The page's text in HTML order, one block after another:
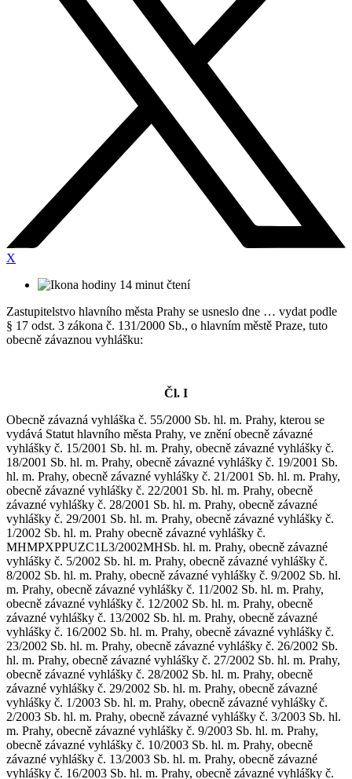
X
14 minut čtení
Zastupitelstvo hlavního města Prahy se usneslo dne … vydat podle
§ 17 odst. 3 zákona č. 131/2000 Sb., o hlavním městě Praze, tuto
obecně závaznou vyhlášku:
Čl. I
Obecně závazná vyhláška č. 55/2000 Sb. hl. m. Prahy, kterou se vydává Statut hlavního města Prahy, ve znění obecně závazné vyhlášky č. 15/2001 Sb. hl. m. Prahy, obecně závazné vyhlášky č. 18/2001 Sb. hl. m. Prahy, obecně závazné vyhlášky č. 19/2001 Sb. hl. m. Prahy, obecně závazné vyhlášky č. 21/2001 Sb. hl. m. Prahy, obecně závazné vyhlášky č. 22/2001 Sb. hl. m. Prahy, obecně závazné vyhlášky č. 28/2001 Sb. hl. m. Prahy, obecně závazné vyhlášky č. 29/2001 Sb. hl. m. Prahy, obecně závazné vyhlášky č. 1/2002 Sb. hl. m. Prahy obecně závazné vyhlášky č. MHMPXPPUZC1L3/2002MHSb. hl. m. Prahy, obecně závazné vyhlášky č. 5/2002 Sb. hl. m. Prahy, obecně závazné vyhlášky č. 8/2002 Sb. hl. m. Prahy, obecně závazné vyhlášky č. 9/2002 Sb. hl. m. Prahy, obecně závazné vyhlášky č. 11/2002 Sb. hl. m. Prahy, obecně závazné vyhlášky č. 12/2002 Sb. hl. m. Prahy, obecně závazné vyhlášky č. 13/2002 Sb. hl. m. Prahy, obecně závazné vyhlášky č. 16/2002 Sb. hl. m. Prahy, obecně závazné vyhlášky č. 23/2002 Sb. hl. m. Prahy, obecně závazné vyhlášky č. 26/2002 Sb. hl. m. Prahy, obecně závazné vyhlášky č. 27/2002 Sb. hl. m. Prahy, obecně závazné vyhlášky č. 28/2002 Sb. hl. m. Prahy, obecně závazné vyhlášky č. 29/2002 Sb. hl. m. Prahy, obecně závazné vyhlášky č. 1/2003 Sb. hl. m. Prahy, obecně závazné vyhlášky č. 2/2003 Sb. hl. m. Prahy, obecně závazné vyhlášky č. 3/2003 Sb. hl. m. Prahy, obecně závazné vyhlášky č. 9/2003 Sb. hl. m. Prahy, obecně závazné vyhlášky č. 10/2003 Sb. hl. m. Prahy, obecně závazné vyhlášky č. 13/2003 Sb. hl. m. Prahy, obecně závazné vyhlášky č. 16/2003 Sb. hl. m. Prahy, obecně závazné vyhlášky č. 17/2003 Sb. hl. m. Prahy, obecně závazné vyhlášky č. 19/2003 Sb. hl. m. Prahy, obecně závazné vyhlášky č. 22/2003 Sb. hl. m. Prahy, obecně závazné vyhlášky č. 29/2003 Sb. hl. m. Prahy, obecně závazné vyhlášky č. 32/2003 Sb. hl. m. Prahy, obecně závazné vyhlášky č. 33/2003 Sb. hl. m. Prahy, obecně závazné vyhlášky č. 35/2003 Sb. hl. m. Prahy, obecně závazné vyhlášky č. 1/2004 Sb. hl. m. Prahy, obecně závazné vyhlášky č. 4/2004 Sb. hl. m. Prahy, obecně závazné vyhlášky č. 8/2004 Sb. hl. m. Prahy, obecně závazné vyhlášky č. 9/2004 Sb. hl. m. Prahy, obecně závazné vyhlášky č. 11/2004 Sb. hl. m. Prahy, obecně závazné vyhlášky č. 12/2004 Sb. hl. m. Prahy, obecně závazné vyhlášky č. 16/2004 Sb. hl. m. Prahy, obecně závazné vyhlášky č. 17/2004 Sb. hl. m. Prahy, obecně závazné vyhlášky č. 22/2004 Sb. hl. m. Prahy, obecně závazné vyhlášky č. 25/2004 Sb. hl. m. Prahy, obecně závazné vyhlášky č. 3/2005 Sb. hl. m. Prahy, obecně závazné vyhlášky č. 5/2005 Sb. hl. m. Prahy, obecně závazné vyhlášky č. 8/2005 Sb. hl. m. Prahy, obecně závazné vyhlášky č. 10/2005 Sb. hl. m. Prahy, obecně závazné vyhlášky č. 12/2005 Sb. hl. m. Prahy, obecně závazné vyhlášky č. 14/2005 Sb. hl. m. Prahy, obecně závazné vyhlášky č. 18/2005 Sb. hl. m. Prahy, obecně závazné vyhlášky č. 22/2005 Sb. hl. m. Prahy, obecně závazné vyhlášky č. 25/2005 Sb. hl. m. Prahy, obecně závazné vyhlášky č. 29/2005 Sb. hl. m. Prahy, obecně závazné vyhlášky č. 1/2006 Sb. hl. m. Prahy, obecně závazné vyhlášky č. 2/2006 Sb. hl. m. Prahy, obecně závazné vyhlášky č. 7/2006 Sb. hl. m. Prahy, obecně závazné vyhlášky č. 8/2006 Sb. hl. m. Prahy, obecně závazné vyhlášky č. 10/2006 Sb. hl. m. Prahy, obecně závazné vyhlášky č. 12/2006 Sb. hl. m. Prahy, obecně závazné vyhlášky č. 17/2006 Sb. hl. m. Prahy, obecně závazné vyhlášky č. 25/2006 Sb. hl. m. Prahy, obecně závazné vyhlášky č. 1/2007 Sb. hl. m. Prahy, obecně závazné vyhlášky č. 3/2007 Sb. hl. m. Prahy, obecně závazné vyhlášky č. 4/2007 Sb. hl. m. Prahy, obecně závazné vyhlášky č. 6/2007 Sb. hl. m. Prahy, obecně závazné vyhlášky č. 8/2007 Sb. hl. m. Prahy, obecně závazné vyhlášky č. 10/2007 Sb. hl. m. Prahy, obecně závazné vyhlášky č. 13/2007 Sb. hl. m. Prahy, obecně závazné vyhlášky č. 14/2007 Sb. hl. m. Prahy, obecně závazné vyhlášky č. 15/2007 Sb. hl. m. Prahy, obecně závazné vyhlášky č. 1/2008 Sb. hl. m. Prahy, obecně závazné vyhlášky č. 4/2008 Sb. hl. m. Prahy, obecně závazné vyhlášky č. 6/2008 Sb. hl. m. Prahy, obecně závazné vyhlášky č. 7/2008 Sb. hl. m. Prahy, obecně závazné vyhlášky č. 9/2008 Sb. hl. m. Prahy, obecně závazné vyhlášky č. 13/2008 Sb. hl. m. Prahy, obecně závazné vyhlášky č.16/2008 Sb. hl. m. Prahy, obecně závazné vyhlášky č. 17/2008 Sb. hl. m. Prahy, obecně závazné vyhlášky č. 18/2008 Sb. hl. m. Prahy, obecně závazné vyhlášky č. 22/2008 Sb. hl. m. Prahy, obecně závazné vyhlášky č. 1/2009 Sb. hl. m. Prahy, obecně závazné vyhlášky č. 2/2009 Sb. hl. m. Prahy, obecně závazné vyhlášky č. 3/2009 Sb. hl. m. Prahy, obecně závazné vyhlášky č. 6/2009 Sb. hl. m. Prahy, obecně závazné vyhlášky č. 8/2009 Sb. hl. m. Prahy, obecně závazné vyhlášky č. 9/2009 Sb. hl. m. Prahy, obecně závazné vyhlášky č. 12/2009 Sb. hl. m. Prahy, obecně závazné vyhlášky č. 13/2009 Sb. hl. m. Prahy, obecně závazné vyhlášky č. 17/2009 Sb. hl. m. Prahy, obecně závazné vyhlášky č. 22/2009 Sb. hl. m. Prahy, obecně závazné vyhlášky č. 1/2010 Sb. hl. m. Prahy, obecně závazné vyhlášky č. 3/2010 Sb. hl. m. Prahy, obecně závazné vyhlášky č. 4/2010 Sb. hl. m. Prahy, obecně závazné vyhlášky č. 6/2010 Sb. hl. m. Prahy, obecně závazné vyhlášky č. 8/2010 Sb. hl. m. Prahy, obecně závazné vyhlášky č. 14/2010 Sb. hl. m. Prahy, obecně závazné vyhlášky č. 2/2011 Sb. hl. m. Prahy, obecně závazné vyhlášky č. 3/2011 Sb. hl. m. Prahy, obecně závazné vyhlášky č. 4/2011 Sb. hl. m. Prahy, obecně závazné vyhlášky č. 11/2011 Sb. hl. m. Prahy, obecně závazné vyhlášky č. 15/2011 Sb. hl. m. Prahy, obecně závazné vyhlášky č. 16/2011 Sb. hl. m. Prahy, obecně závazné vyhlášky č. 23/2011 Sb. hl. m. Prahy, obecně závazné vyhlášky č. 4/2012 Sb. hl. m. Prahy, obecně závazné vyhlášky č. 6/2012 Sb. hl. m. Prahy, obecně závazné vyhlášky č. 8/2012 Sb. hl. m. Prahy, obecně závazné vyhlášky č. 10/2012 Sb. hl. m. Prahy, obecně závazné vyhlášky č. 13/2012 Sb. hl. m. Prahy, obecně závazné vyhlášky č. 16/2012 Sb. hl. m. Prahy, obecně závazné vyhlášky č. 17/2012 Sb. hl. m. Prahy, obecně závazné vyhlášky č. 20/2012 Sb. hl. m. Prahy, obecně závazné vyhlášky č. 1/2013 Sb. hl. m. Prahy, obecně závazné vyhlášky č. 4/2013 Sb. hl. m. Prahy, obecně závazné vyhlášky č. 6/2013 Sb. hl. m. Prahy, obecně závazné vyhlášky č. 8/2013 Sb. hl. m. Prahy, obecně závazné vyhlášky č. 12/2013 Sb. hl. m. Prahy, obecně závazné vyhlášky č. 15/2013 Sb. hl. m. Prahy, obecně závazné vyhlášky č. 21/2013 Sb. hl. m. Prahy, obecně závazné vyhlášky č. 3/2014 Sb. hl. m. Prahy, obecně závazné vyhlášky č. 4/2014 Sb. hl. m. Prahy, obecně závazné vyhlášky č. 7/2014 Sb. hl. m. Prahy, obecně závazné vyhlášky č. 8/2014 Sb. hl. m. Prahy, obecně závazné vyhlášky č. 9/2014 Sb. hl. m. Prahy, obecně závazné vyhlášky č. 12/2014 Sb. hl. m. Prahy, obecně závazné vyhlášky č. 21/2014 Sb. hl. m. Prahy, obecně závazné vyhlášky č. 1/2015 Sb. hl. m. Prahy, obecně závazné vyhlášky č. 2/2015 Sb. hl. m. Prahy, obecně závazné vyhlášky č. 3/2015 Sb. hl. m Prahy, obecně závazné vyhlášky č. 4/2015 Sb. hl. m. Prahy, obecně závazné vyhlášky č. 5/2015 Sb. hl. m. Prahy, obecně závazné vyhlášky č. 6/2015 Sb. hl. m. Prahy, obecně závazné vyhlášky č. 7/2015 Sb. hl. m. Prahy, obecně závazné vyhlášky č. 11/2015 Sb. hl. m. Prahy, obecně závazné vyhlášky č. 13/2015 Sb. hl. m. Prahy, obecně závazné vyhlášky č. 4/2016 Sb. hl. m. Prahy, obecně závazné vyhlášky č. 5/2016 Sb. hl. m. Prahy, obecně závazné vyhlášky č. 8/2016 Sb. hl. m. Prahy, obecně závazné vyhlášky č. 11/2016 Sb. hl. m. Prahy, obecně závazné vyhlášky č. 12/2016 Sb. hl. m. Prahy, obecně závazné vyhlášky č. 15/2016 Sb. hl. m. Prahy, obecně závazné vyhlášky č. 16/2016 Sb. hl. m. Prahy, obecně závazné vyhlášky č. 18/2016 Sb. hl. m. Prahy, obecně závazné vyhlášky č. 3/2017 Sb. hl. m. Prahy, obecně závazné vyhlášky č. 5/2017 Sb. hl. m. Prahy, obecně závazné vyhlášky č. 8/2017 Sb. hl. m. Prahy, obecně závazné vyhlášky č. 10/2017 Sb. hl. m. Prahy, obecně závazné vyhlášky č. 12/2017 Sb. hl. m. Prahy, obecně závazné vyhlášky č. 14/2017 Sb. hl. m. Prahy, obecně závazné vyhlášky č. 15/2017 Sb. hl. m. Prahy, obecně závazné vyhlášky č. 17/2017 Sb. hl. m. Prahy, obecně závazné vyhlášky č. 18/2017 Sb. hl. m. Prahy, obecně závazné vyhlášky č. 20/2017 Sb. hl. m. Prahy, obecně závazné vyhlášky č. 21/2017 Sb. hl. m. Prahy, obecně závazné vyhlášky č. 24/2017 Sb. hl. m. Prahy, obecně závazné vyhlášky č. 3/2018 Sb. hl. m. Prahy, obecně závazné vyhlášky č. 4/2018 Sb. hl. m. Prahy, obecně závazné vyhlášky č. 5/2018 Sb. hl. m. Prahy, obecně závazné vyhlášky č. 6/2018 Sb. hl. m. Prahy, obecně závazné vyhlášky č. 8/2018 Sb. hl. m. Prahy, obecně závazné vyhlášky č. 10/2018 Sb. hl. m. Prahy, obecně závazné vyhlášky č. 13/2018 Sb. hl. m. Prahy, obecně závazné vyhlášky č. 16/2018 Sb. hl. m. Prahy, obecně závazné vyhlášky č. 1/2019 Sb. hl. m. Prahy, obecně závazné vyhlášky č. 2/2019 Sb. hl. m. Prahy, obecně závazné vyhlášky č. 5/2019 Sb. hl. m. Prahy, obecně závazné vyhlášky č. 7/2019 Sb. hl. m. Prahy, obecně závazné vyhlášky č. 8/2019 Sb. hl. m. Prahy, obecně závazné vyhlášky č. 9/2019 Sb. hl. m. Prahy, obecně závazné vyhlášky č. 12/2019 Sb. hl. m. Prahy, obecně závazné vyhlášky č. 16/2019 Sb. hl. m. Prahy, obecně závazné vyhlášky č. 17/2019 Sb. hl. m. Prahy, obecně závazné vyhlášky č. 20/2019 Sb. hl. m. Prahy, obecně závazné vyhlášky č. 2/2020 Sb. hl. m. Prahy, obecně závazné vyhlášky č. 3/2020 Sb. hl. m. Prahy, obecně závazné vyhlášky č. 6/2020 Sb. hl. m. Prahy, obecně závazné vyhlášky č. 7/2020 Sb. hl. m. Prahy, obecně závazné vyhlášky č. 9/2020 Sb. hl. m. Prahy, obecně závazné vyhlášky č. 11/2020 Sb. hl. m. Prahy, obecně závazné vyhlášky č. 12/2020 Sb. hl. m. Prahy, obecně závazné vyhlášky č. 15/2020 Sb. hl. m. Prahy, obecně závazné vyhlášky č. 16/2020 Sb. hl. m. Prahy, obecně závazné vyhlášky č. 18/2020 Sb. hl. m. Prahy, obecně závazné vyhlášky č. 23/2020 Sb. hl. m. Prahy, obecně závazné vyhlášky č. 1/2021 Sb. hl. m. Prahy, obecně závazné vyhlášky č. 3/2021 Sb. hl. m. Prahy, obecně závazné vyhlášky č. 6/2021 Sb. hl. m. Prahy, obecn